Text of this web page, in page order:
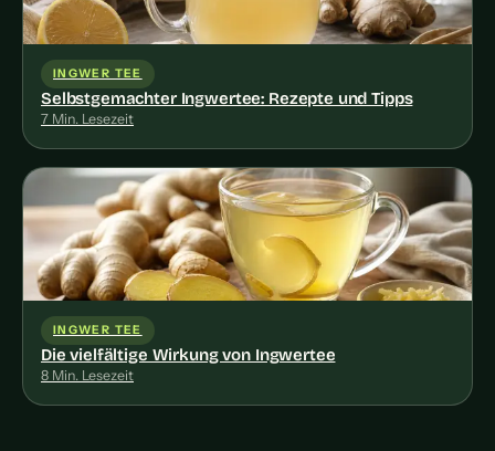
INGWER TEE
Selbstgemachter Ingwertee: Rezepte und Tipps
7 Min. Lesezeit
INGWER TEE
Die vielfältige Wirkung von Ingwertee
8 Min. Lesezeit